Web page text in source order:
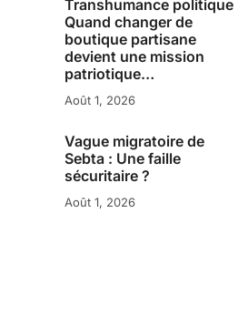
Transhumance politique
Quand changer de
boutique partisane
devient une mission
patriotique…
Août 1, 2026
Vague migratoire de
Sebta : Une faille
sécuritaire ?
Août 1, 2026